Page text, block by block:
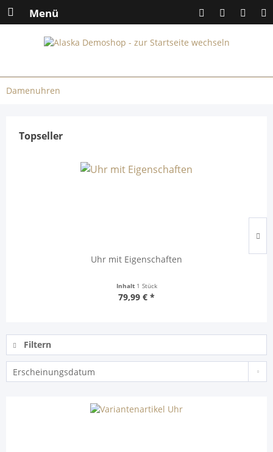
Menü
Damenuhren
Topseller
Uhr mit Eigenschaften
Inhalt 1 Stück
79,99 € *
Filtern